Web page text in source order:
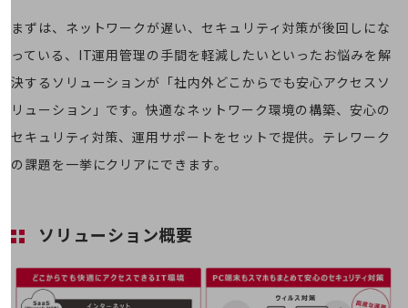
お知らせ
社外からの評価実績
サステナビリティTOP
経営情報
経営情報TOP
まずは、ネットワークが遅い、セキュリティ対策が後回しにな
っている、IT運用管理の手間を軽減したいといったお悩みを解
決するソリューションが「社内外どこからでも安心アクセスソ
リューション」です。快適なネットワーク環境の構築、安心の
セキュリティ対策、運用サポートをセットで提供。テレワーク
の課題を一挙にクリアにできます。
ソリューション概要